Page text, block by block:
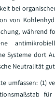
bei
von
während
Systeme dort
Neutralität
umfassen: (1)